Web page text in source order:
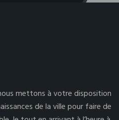
mettons à votre disposition
de la ville pour faire de